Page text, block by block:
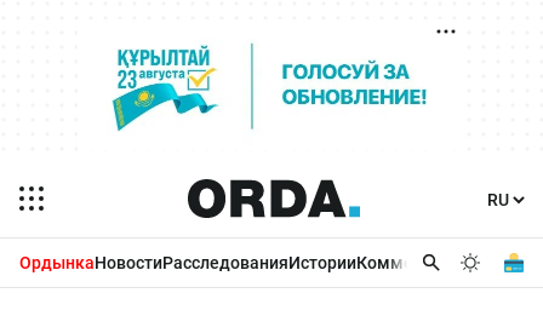
ОрдынкаНовостиРасследованияИсторииКомментарииБизнес